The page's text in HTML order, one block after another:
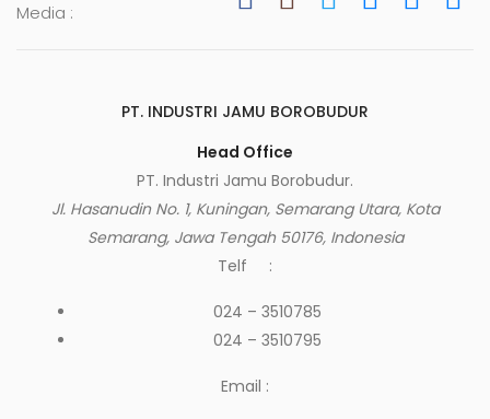
Media :
PT. INDUSTRI JAMU BOROBUDUR
Head Office
PT. Industri Jamu Borobudur.
Jl. Hasanudin No. 1, Kuningan, Semarang Utara, Kota
Semarang, Jawa Tengah 50176, Indonesia
Telf :
024 – 3510785
024 – 3510795
Email :